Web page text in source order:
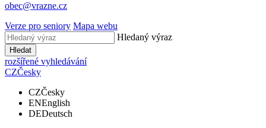
obec@vrazne.cz
Verze pro seniory Mapa webu
Hledaný výraz
Hledat
rozšířené vyhledávání
CZČesky
CZČesky
ENEnglish
DEDeutsch